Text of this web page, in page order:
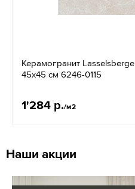
Керамогранит
45x45 см 6246-0115
1'284 р./м2
Наши акции